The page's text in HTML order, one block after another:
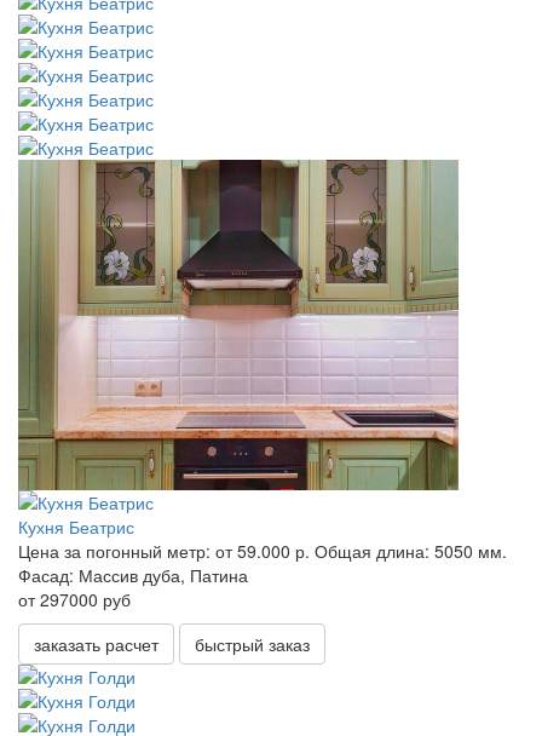
Кухня Беатрис
Цена за погонный метр: от 59.000 р. Общая длина: 5050 мм.
Фасад: Массив дуба, Патина
от 297000 руб
заказать расчет
быстрый заказ